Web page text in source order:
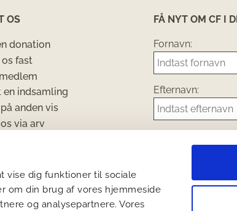
vise dig funktioner til sociale
om din brug af vores hjemmeside
og analysepartnere. Vores
OS
donation
fast
en indsamling
anden vis
via arv
FÅ NYT OM CF I
Fornavn:
Efternavn:
Tilladelse til
Ja, jeg giver